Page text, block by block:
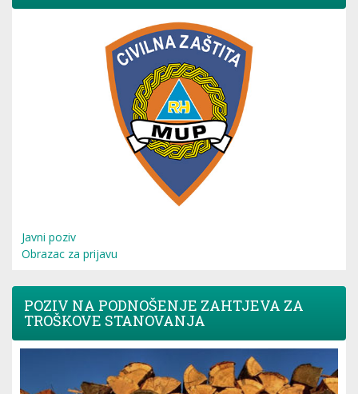
Javni poziv
Obrazac za prijavu
POZIV NA PODNOŠENJE ZAHTJEVA ZA
TROŠKOVE STANOVANJA